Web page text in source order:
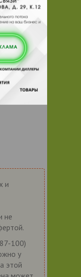
и
не
100)
у
этой